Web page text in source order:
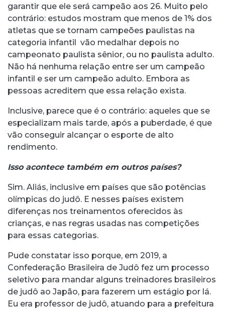
garantir que ele será campeão aos 26. Muito pelo
contrário: estudos mostram que menos de 1% dos
atletas que se tornam campeões paulistas na
categoria infantil vão medalhar depois no
campeonato paulista sênior, ou no paulista adulto.
Não há nenhuma relação entre ser um campeão
infantil e ser um campeão adulto. Embora as
pessoas acreditem que essa relação exista.
Inclusive, parece que é o contrário: aqueles que se
especializam mais tarde, após a puberdade, é que
vão conseguir alcançar o esporte de alto
rendimento.
Isso acontece também em outros países?
Sim. Aliás, inclusive em países que são potências
olímpicas do judô. E nesses países existem
diferenças nos treinamentos oferecidos às
crianças, e nas regras usadas nas competições
para essas categorias.
Pude constatar isso porque, em 2019, a
Confederação Brasileira de Judô fez um processo
seletivo para mandar alguns treinadores brasileiros
de judô ao Japão, para fazerem um estágio por lá.
Eu era professor de judô, atuando para a prefeitura